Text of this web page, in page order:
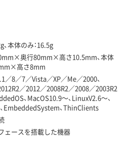
、本体のみ：16.5g
奥行80mm×高さ10.5mm、本体
高さ8mm
／8／7／Vista／XP／Me／2000、
／2012／2008R2／2008／2003R2
、MacOS10.9～、LinuxV2.6～、
EmbeddedSystem、ThinClients
ェースを搭載した機器